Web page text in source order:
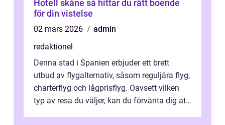
Hotell skåne så hittar du rätt boende
för din vistelse
02 mars 2026
admin
redaktionel
Denna stad i Spanien erbjuder ett brett
utbud av flygalternativ, såsom reguljära flyg,
charterflyg och lågprisflyg. Oavsett vilken
typ av resa du väljer, kan du förvänta dig att